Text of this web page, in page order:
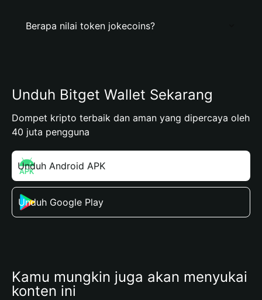
Berapa nilai token jokecoins?
Unduh Bitget Wallet Sekarang
Dompet kripto terbaik dan aman yang dipercaya oleh
40 juta pengguna
Unduh Android APK
Unduh Google Play
Kamu mungkin juga akan menyukai
konten ini